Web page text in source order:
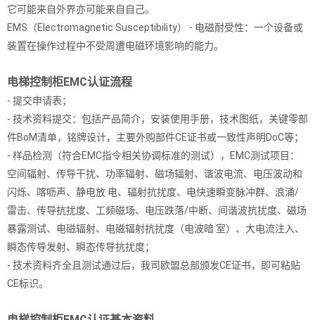
它可能来自外界亦可能来自自己。
EMS（Electromagnetic Susceptibility） - 电磁耐受性：一个设备或
装置在操作过程中不受周遭电磁环境影响的能力。
电梯控制柜EMC认证流程
- 提交申请表；
- 技术资料提交：包括产品简介，安装使用手册，技术图纸，关键零部
件BoM清单，铭牌设计，主要外购部件CE证书或一致性声明DoC等；
- 样品检测（符合EMC指令相关协调标准的测试），EMC测试项目：
空间辐射、传导干扰、功率辐射、磁场辐射、谐波电流、电压波动和
闪烁、喀呖声、静电放 电、辐射抗扰度、电快速瞬变脉冲群、浪涌/
雷击、传导抗扰度、工频磁场、电压跌落/中断、间谐波抗扰度、磁场
暴露测试、电磁辐射、电磁辐射抗扰度（电波暗 室）、大电流注入、
瞬态传导发射、瞬态传导抗扰度；
- 技术资料齐全且测试通过后，我司欧盟总部颁发CE证书，即可粘贴
CE标识。